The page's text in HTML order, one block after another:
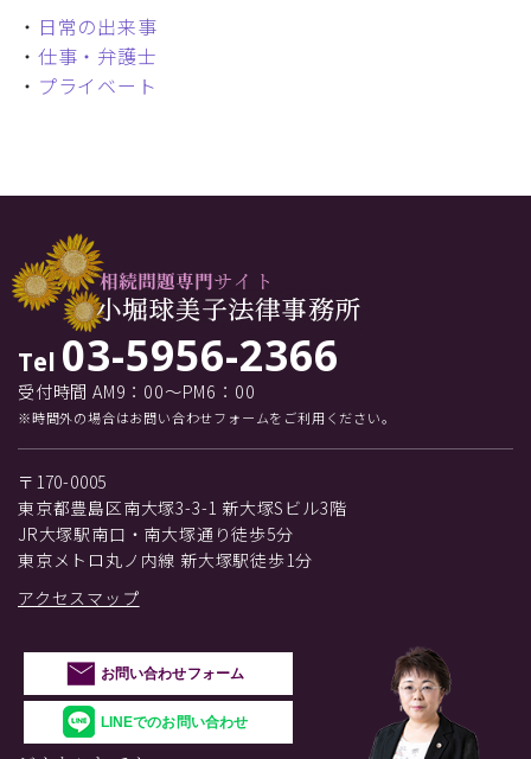
・ 日常の出来事
・ 仕事・弁護士
・ プライベート
Tel 03-5956-2366
受付時間 AM9：00～PM6：00
※時間外の場合はお問い合わせフォームをご利用ください。
〒170-0005
東京都豊島区南大塚3-3-1 新大塚Sビル3階
JR大塚駅南口・南大塚通り徒歩5分
東京メトロ丸ノ内線 新大塚駅徒歩1分
アクセスマップ
お問い合わせフォーム
LINEでのお問い合わせ